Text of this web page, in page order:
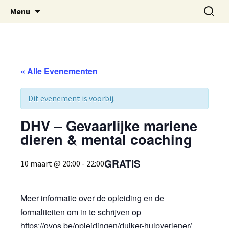
OVOS
Oost-Vlaamse Vereniging voor
Onderwateronderzoek en -Sport
Menu
Zoeken
naar:
« Alle Evenementen
Dit evenement is voorbij.
DHV – Gevaarlijke mariene
dieren & mental coaching
10 maart @ 20:00 - 22:00GRATIS
Meer informatie over de opleiding en de
formaliteiten om in te schrijven op